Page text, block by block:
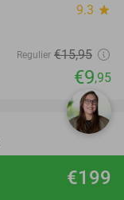
€199
9.3 star
Regulier €15,95
€9,95
21%
favorite_border
9.2star